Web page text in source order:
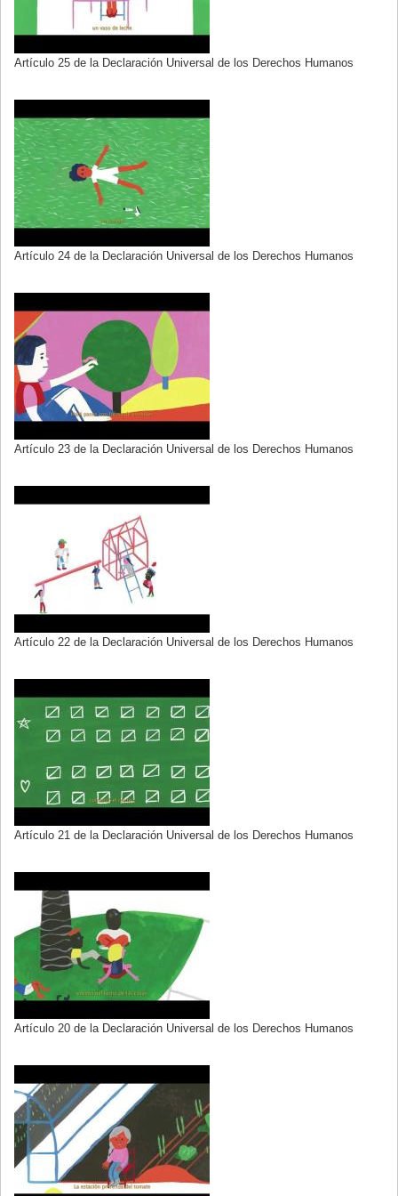
Artículo 25 de la Declaración Universal de los Derechos Humanos
Artículo 24 de la Declaración Universal de los Derechos Humanos
Artículo 23 de la Declaración Universal de los Derechos Humanos
Artículo 22 de la Declaración Universal de los Derechos Humanos
Artículo 21 de la Declaración Universal de los Derechos Humanos
Artículo 20 de la Declaración Universal de los Derechos Humanos